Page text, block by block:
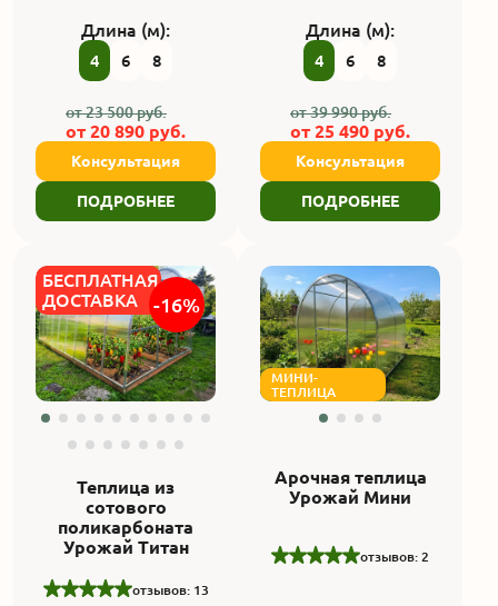
Длина (м):
4 6 8
от23 500руб.
от 20 890 руб.
Консультация
ПОДРОБНЕЕ
Длина (м):
4 6 8
от39 990руб.
от 25 490 руб.
Консультация
ПОДРОБНЕЕ
БЕСПЛАТНАЯ
ДОСТАВКА
-16%
Теплица из
сотового
поликарбоната
Урожай Титан
отзывов: 13
МИНИ-
ТЕПЛИЦА
Арочная теплица
Урожай Мини
отзывов: 2